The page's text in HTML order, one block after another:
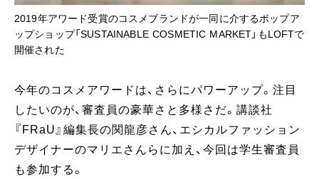
2019年アワード受賞のコスメブランドが一同に介するポップア
ップショップ「SUSTAINABLE COSMETIC MARKET」もLOFTで
開催された
今年のコスメアワードは、さらにパワーアップ。注目
したいのが、審査員の豪華さと多様さだ。講談社
『FRaU』編集長の関龍彦さん、エシカルファッション
デザイナーのマリエさんらに加え、今回は学生審査員
も参加する。